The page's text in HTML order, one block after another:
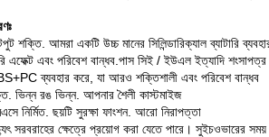
শক্তি. আমরা একটি উচ্চ মানের সিলিন্ডারিক্যাল ব্যাটারি
এফেক্ট এবং পরিবেশ বান্ধব.পাস সিই / ইউএল ইত্যাদি শংসাপত্র
ব্যবহার করে, যা আরও শক্তিশালী এবং পরিবেশ বান্ধব
ভিন্ন রঙ ভিন্ন. আপনার শৈলী কাস্টমাইজ
নির্মিত. ছয়টি সুরক্ষা ফাংশন. আরো নিরাপত্তা
সরবরাহের ক্ষেত্রে প্রয়োগ করা যেতে পারে। সুইচওভারের